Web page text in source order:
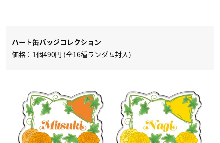
​ハート缶バッジコレクション
価格：1個490円 (全16種ランダム封入)